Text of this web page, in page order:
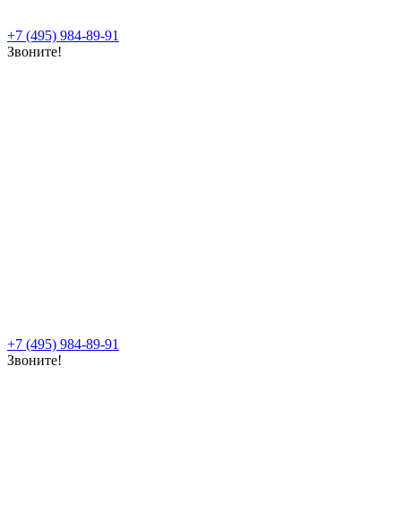
+7 (495) 984-89-91
Звоните!
+7 (495) 984-89-91
Звоните!